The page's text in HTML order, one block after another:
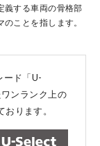
義する車両の骨格部
ことを指します。
ード「U-
ンランク上の
ります。